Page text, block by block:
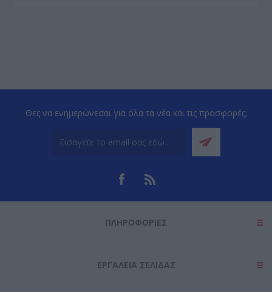
Θες να ενημερώνεσαι για όλα τα νέα και τις προσφορές;
ΠΛΗΡΟΦΟΡΊΕΣ
ΕΡΓΑΛΕΊΑ ΣΕΛΊΔΑΣ